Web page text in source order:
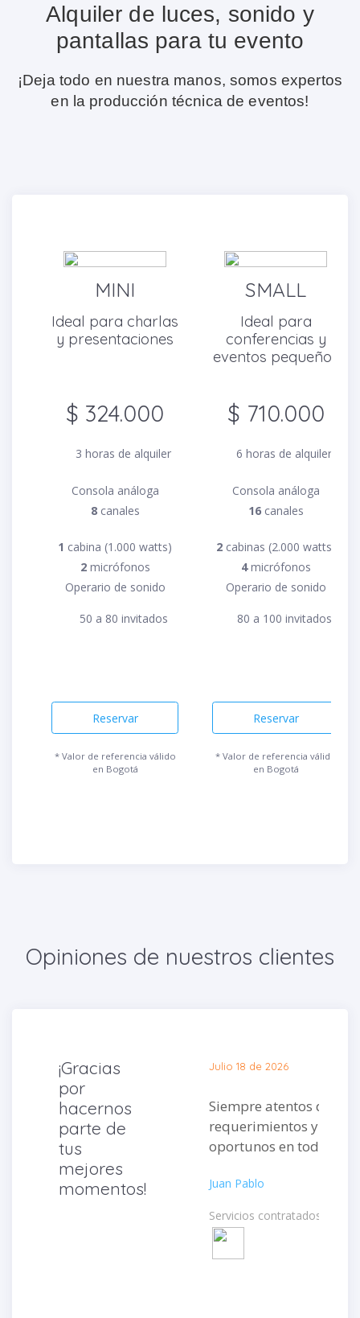
Alquiler de luces, sonido y
pantallas para tu evento
¡Deja todo en nuestra manos, somos expertos
en la producción técnica de eventos!
MINI
Ideal para charlas
y presentaciones
$ 324.000
3 horas de alquiler
Consola análoga
8canales
1 cabina (1.000 watts)
2micrófonos
Operario de sonido
50 a 80 invitados
Reservar
* Valor de referencia válido
en Bogotá
SMALL
Ideal para
conferencias y
eventos pequeños
$ 710.000
6 horas de alquiler
Consola análoga
16canales
2cabinas (2.000 watts)
4micrófonos
Operario de sonido
80 a 100 invitados
Reservar
* Valor de referencia válido
en Bogotá
Opiniones de nuestros clientes
¡Gracias
por
hacernos
parte de
tus
mejores
momentos!
Julio 18 de 2026
Siempre atentos de mis
requerimientos y muy
oportunos en todo.
Juan Pablo
Servicios contratados: